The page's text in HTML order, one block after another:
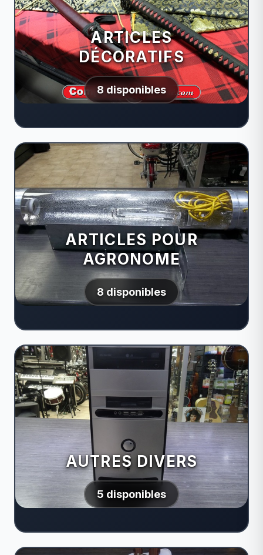
ARTICLES
DÉCORATIFS
8 disponibles
ARTICLES POUR
AGRONOME
8 disponibles
AUTRES DIVERS
5 disponibles